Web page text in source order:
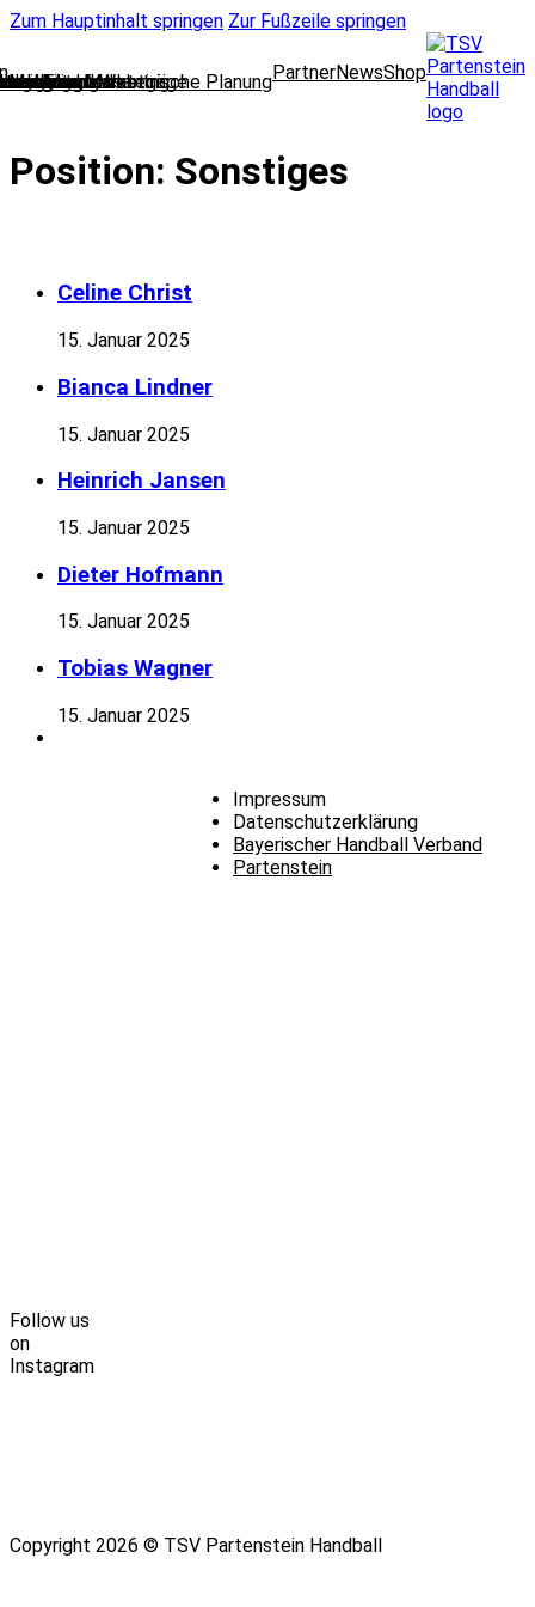
Zum Hauptinhalt springen Zur Fußzeile springen
und strategische Planung
und Marketing
Media und Web
und Finanzen
und Mitgliedsanträge PartnerNewsShop
Position: Sonstiges
Celine Christ
15. Januar 2025
Bianca Lindner
15. Januar 2025
Heinrich Jansen
15. Januar 2025
Dieter Hofmann
15. Januar 2025
Tobias Wagner
15. Januar 2025
Impressum
Datenschutzerklärung
Bayerischer Handball Verband
Partenstein
Follow us
on
Instagram
Copyright 2026 © TSV Partenstein Handball